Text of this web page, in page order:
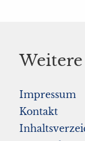
Impressum
Kontakt